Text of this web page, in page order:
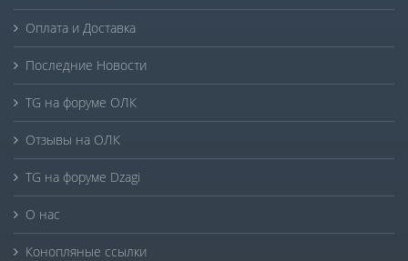
Оплата и Доставка
Последние Новости
TG на форуме ОЛК
Отзывы на ОЛК
TG на форуме Dzagi
О нас
Конопляные ссылки